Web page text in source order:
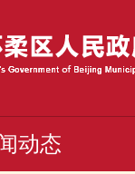
动态